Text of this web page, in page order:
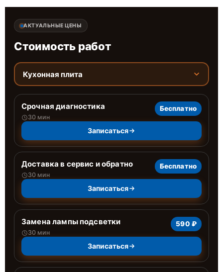
АКТУАЛЬНЫЕ ЦЕНЫ
Стоимость работ
Кухонная плита
Срочная диагностика
30 мин
Бесплатно
Записаться
Доставка в сервис и обратно
30 мин
Бесплатно
Записаться
Замена лампы подсветки
30 мин
590 ₽
Записаться